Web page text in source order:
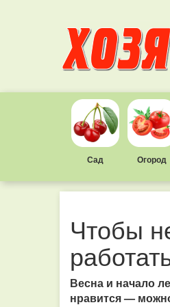
Сад Огород
Чтобы
Весна и начало
нравится —